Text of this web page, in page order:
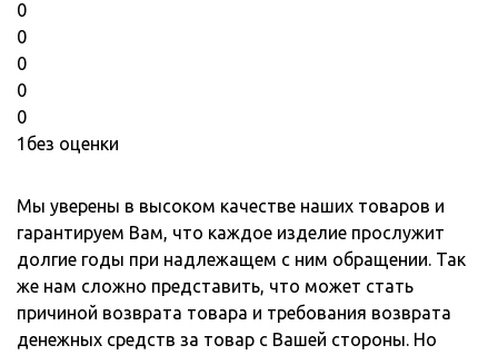
0
0
0
0
0
1 без оценки
Мы уверены в высоком качестве наших товаров и
гарантируем Вам, что каждое изделие прослужит
долгие годы при надлежащем с ним обращении. Так
же нам сложно представить, что может стать
причиной возврата товара и требования возврата
денежных средств за товар с Вашей стороны. Но